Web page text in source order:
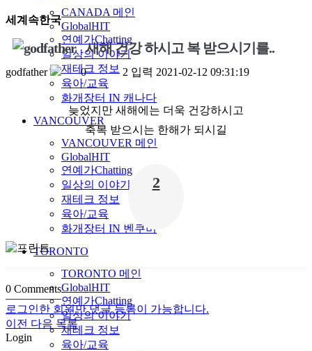
CANADA 메인
GlobalHIT
연예가Chatting
일상의 이야기
재테크 정보
육아/교육
화개장터 IN 캐나다
VANCOUVER
VANCOUVER 메인
GlobalHIT
연예가Chatting
일상의 이야기
재테크 정보
육아/교육
화개장터 IN 벤쿠버
TORONTO
TORONTO 메인
GlobalHIT
연예가Chatting
일상의 이야기
재테크 정보
육아/교육
세계속한국
새해 건강 하시고 복 받으시기를..
godfather 0 2 입력 2021-02-12 09:31:19
늦었지만 새해에는 더욱 건강하시고
축복 받으시는 한해가 되시길
2
0 Comments
로그인한 회원만 댓글 등록이 가능합니다.
이전 다음 목록
Login